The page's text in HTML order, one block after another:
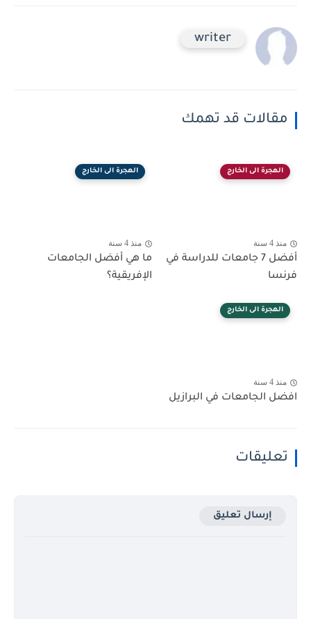
writer
مقالات قد تهمك
الهجرة الى الخارج
منذ 4 سنة
أفضل 7 جامعات للدراسة في
فرنسا
الهجرة الى الخارج
منذ 4 سنة
ما هي أفضل الجامعات
الإفريقية؟
الهجرة الى الخارج
منذ 4 سنة
افضل الجامعات في البرازيل
تعليقات
إرسال تعليق